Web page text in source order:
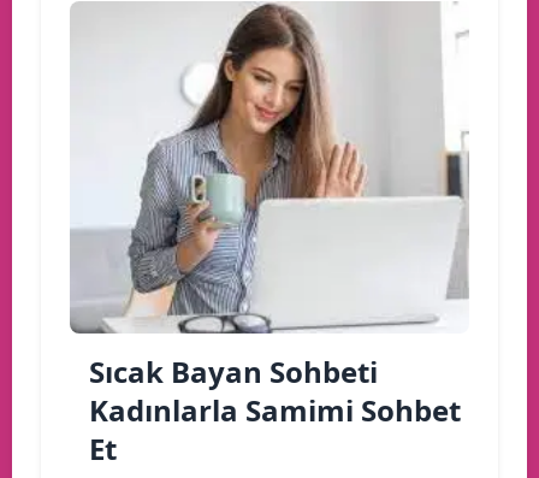
Sıcak Bayan Sohbeti
Kadınlarla Samimi Sohbet
Et